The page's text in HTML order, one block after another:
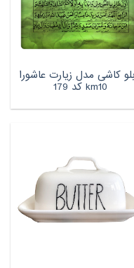
کاشی مدل زیارت عاشورا
km10 کد 179